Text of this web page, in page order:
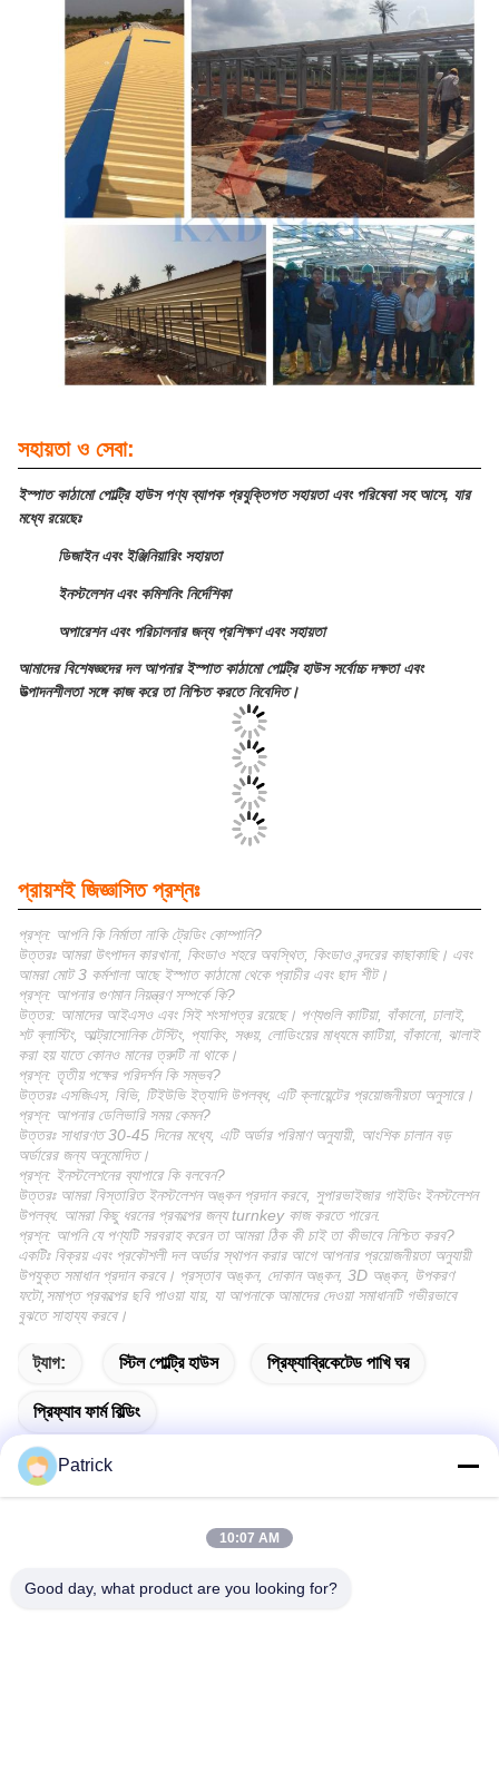
সহায়তা ও সেবা:
ইস্পাত কাঠামো পোল্ট্রি হাউস পণ্য ব্যাপক প্রযুক্তিগত সহায়তা এবং পরিষেবা সহ আসে, যার
মধ্যে রয়েছেঃ
ডিজাইন এবং ইঞ্জিনিয়ারিং সহায়তা
ইনস্টলেশন এবং কমিশনিং নির্দেশিকা
অপারেশন এবং পরিচালনার জন্য প্রশিক্ষণ এবং সহায়তা
আমাদের বিশেষজ্ঞদের দল আপনার ইস্পাত কাঠামো পোল্ট্রি হাউস সর্বোচ্চ দক্ষতা এবং
উত্পাদনশীলতা সঙ্গে কাজ করে তা নিশ্চিত করতে নিবেদিত।
প্রায়শই জিজ্ঞাসিত প্রশ্নঃ
প্রশ্ন: আপনি কি নির্মাতা নাকি ট্রেডিং কোম্পানি?
উত্তরঃ আমরা উৎপাদন কারখানা, কিংডাও শহরে অবস্থিত, কিংডাও বন্দরের কাছাকাছি। এবং
আমরা মোট 3 কর্মশালা আছে ইস্পাত কাঠামো থেকে প্রাচীর এবং ছাদ শীট।
প্রশ্ন: আপনার গুণমান নিয়ন্ত্রণ সম্পর্কে কি?
উত্তর: আমাদের আইএসও এবং সিই শংসাপত্র রয়েছে। পণ্যগুলি কাটিয়া, বাঁকানো, ঢালাই,
শট ব্লাস্টিং, আল্ট্রাসোনিক টেস্টিং, প্যাকিং, সঞ্চয়, লোডিংয়ের মাধ্যমে কাটিয়া, বাঁকানো, ঝালাই
করা হয় যাতে কোনও মানের ত্রুটি না থাকে।
প্রশ্ন: তৃতীয় পক্ষের পরিদর্শন কি সম্ভব?
উত্তরঃ এসজিএস, বিভি, টিইউভি ইত্যাদি উপলব্ধ, এটি ক্লায়েন্টের প্রয়োজনীয়তা অনুসারে।
প্রশ্ন: আপনার ডেলিভারি সময় কেমন?
উত্তরঃ সাধারণত 30-45 দিনের মধ্যে, এটি অর্ডার পরিমাণ অনুযায়ী, আংশিক চালান বড়
অর্ডারের জন্য অনুমোদিত।
প্রশ্ন: ইনস্টলেশনের ব্যাপারে কি বলবেন?
উত্তরঃ আমরা বিস্তারিত ইনস্টলেশন অঙ্কন প্রদান করবে, সুপারভাইজার গাইডিং ইনস্টলেশন
উপলব্ধ. আমরা কিছু ধরনের প্রকল্পের জন্য turnkey কাজ করতে পারেন.
প্রশ্ন: আপনি যে পণ্যটি সরবরাহ করেন তা আমরা ঠিক কী চাই তা কীভাবে নিশ্চিত করব?
একটিঃ বিক্রয় এবং প্রকৌশলী দল অর্ডার স্থাপন করার আগে আপনার প্রয়োজনীয়তা অনুযায়ী
উপযুক্ত সমাধান প্রদান করবে। প্রস্তাব অঙ্কন, দোকান অঙ্কন, 3D অঙ্কন, উপকরণ
ফটো,সমাপ্ত প্রকল্পের ছবি পাওয়া যায়, যা আপনাকে আমাদের দেওয়া সমাধানটি গভীরভাবে
বুঝতে সাহায্য করবে।
ট্যাগ: স্টিল পোল্ট্রি হাউস প্রিফ্যাব্রিকেটেড পাখি ঘর
প্রিফ্যাব ফার্ম বিল্ডিং
ঠিকানা
Patrick
10:07 AM
Good day, what product are you looking for?